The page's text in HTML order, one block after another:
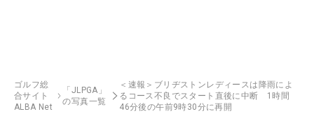
ゴルフ総
合サイト
ALBA Net
「JLPGA」
の写真一覧
＜速報＞ブリヂストンレディースは降雨によ
るコース不良でスタート直後に中断 1時間
46分後の午前9時30分に再開